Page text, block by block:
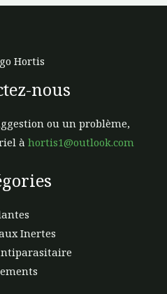
nous
ou un problème,
à hortis1@outlook.com
Inertes